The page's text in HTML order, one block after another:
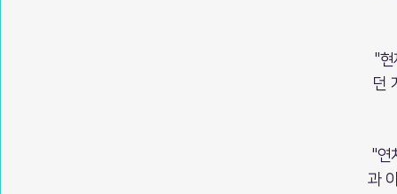
"현
던
"연
과